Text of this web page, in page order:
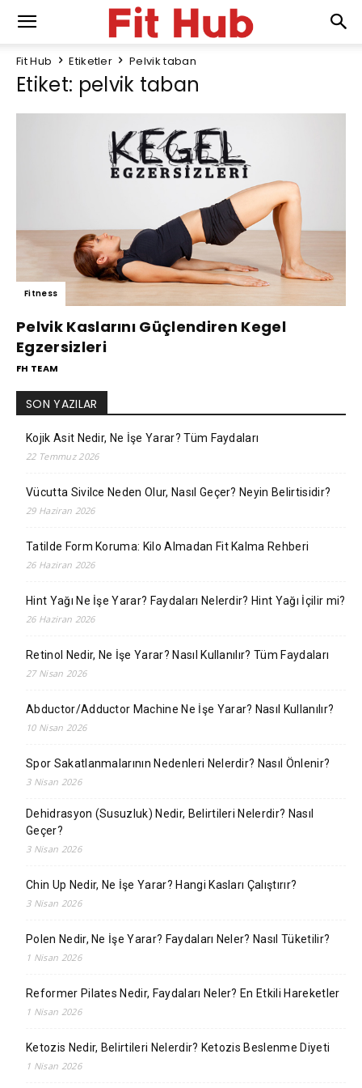
Fit Hub Etiketler Pelvik taban
Etiket: pelvik taban
Fitness
Pelvik Kaslarını Güçlendiren Kegel
Egzersizleri
FH TEAM
SON YAZILAR
Kojik Asit Nedir, Ne İşe Yarar? Tüm Faydaları
22 Temmuz 2026
Vücutta Sivilce Neden Olur, Nasıl Geçer? Neyin Belirtisidir?
29 Haziran 2026
Tatilde Form Koruma: Kilo Almadan Fit Kalma Rehberi
26 Haziran 2026
Hint Yağı Ne İşe Yarar? Faydaları Nelerdir? Hint Yağı İçilir mi?
26 Haziran 2026
Retinol Nedir, Ne İşe Yarar? Nasıl Kullanılır? Tüm Faydaları
27 Nisan 2026
Abductor/Adductor Machine Ne İşe Yarar? Nasıl Kullanılır?
10 Nisan 2026
Spor Sakatlanmalarının Nedenleri Nelerdir? Nasıl Önlenir?
3 Nisan 2026
Dehidrasyon (Susuzluk) Nedir, Belirtileri Nelerdir? Nasıl
Geçer?
3 Nisan 2026
Chin Up Nedir, Ne İşe Yarar? Hangi Kasları Çalıştırır?
3 Nisan 2026
Polen Nedir, Ne İşe Yarar? Faydaları Neler? Nasıl Tüketilir?
1 Nisan 2026
Reformer Pilates Nedir, Faydaları Neler? En Etkili Hareketler
1 Nisan 2026
Ketozis Nedir, Belirtileri Nelerdir? Ketozis Beslenme Diyeti
1 Nisan 2026